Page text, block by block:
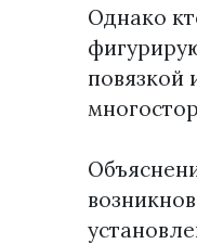
Однако
повязкой